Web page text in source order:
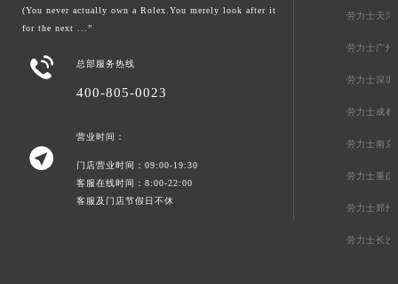
(You never actually own a Rolex.You merely look after it
for the next ...”
 总部服务热线
400-805-0023

营业时间：
门店营业时间：09:00-19:30
客服在线时间：8:00-22:00
客服及门店节假日不休
劳力士天津
劳力士广州
劳力士深圳
劳力士成都
劳力士南京
劳力士重庆
劳力士郑州
劳力士长沙